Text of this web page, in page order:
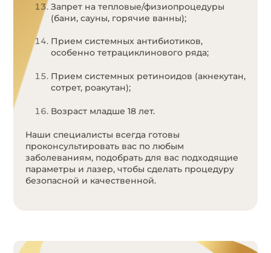
Запрет на тепловые/физиопроцедуры
(бани, сауны, горячие ванны);
Прием системных антибиотиков,
особенно тетрациклинового ряда;
Прием системных ретиноидов (акнекутан,
сотрет, роакутан);
Возраст младше 18 лет.
Наши специалисты всегда готовы
проконсультировать вас по любым
заболеваниям, подобрать для вас подходящие
параметры и лазер, чтобы сделать процедуру
безопасной и качественной.